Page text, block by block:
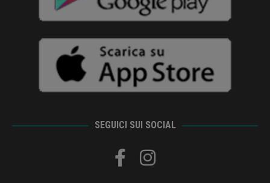
SEGUICI SUI SOCIAL